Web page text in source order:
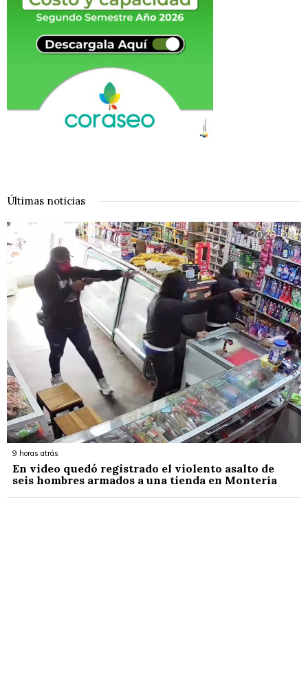
Últimas noticias
9 horas atrás
En video quedó registrado el violento asalto de
seis hombres armados a una tienda en Montería